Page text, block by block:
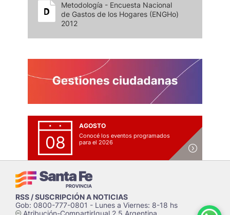
Metodología - Encuesta Nacional
de Gastos de los Hogares (ENGHo)
2012
08
AGOSTO
Conocé los eventos programados
para el 2026
RSS / SUSCRIPCIÓN A NOTICIAS
Gob: 0800-777-0801 - Lunes a Viernes: 8-18 hs
cAtribución-CompartirIgual 2.5 Argentina